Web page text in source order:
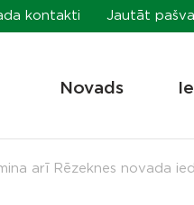
kontakti Jautāt
Novads
arī Rēzeknes novada